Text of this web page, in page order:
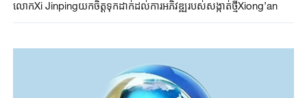
លោកXi Jinpingយកចិត្តទុកដាក់ដល់ការអភិវឌ្ឍរបស់សង្កាត់ថ្មីXiong’an